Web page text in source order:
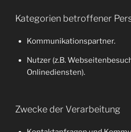
Kategorien betroffener
Kommunikationspartner.
Nutzer (z.B.
Onlinediensten).
Zwecke der Verarbeitung